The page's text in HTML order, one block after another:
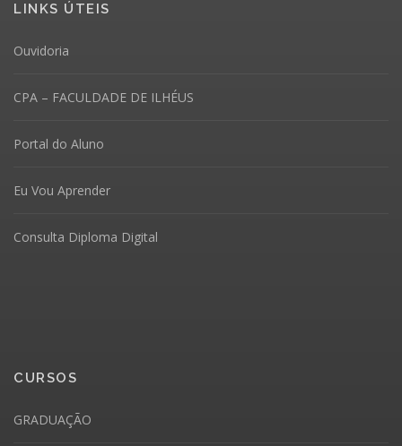
LINKS ÚTEIS
Ouvidoria
CPA – FACULDADE DE ILHÉUS
Portal do Aluno
Eu Vou Aprender
Consulta Diploma Digital
CURSOS
GRADUAÇÃO